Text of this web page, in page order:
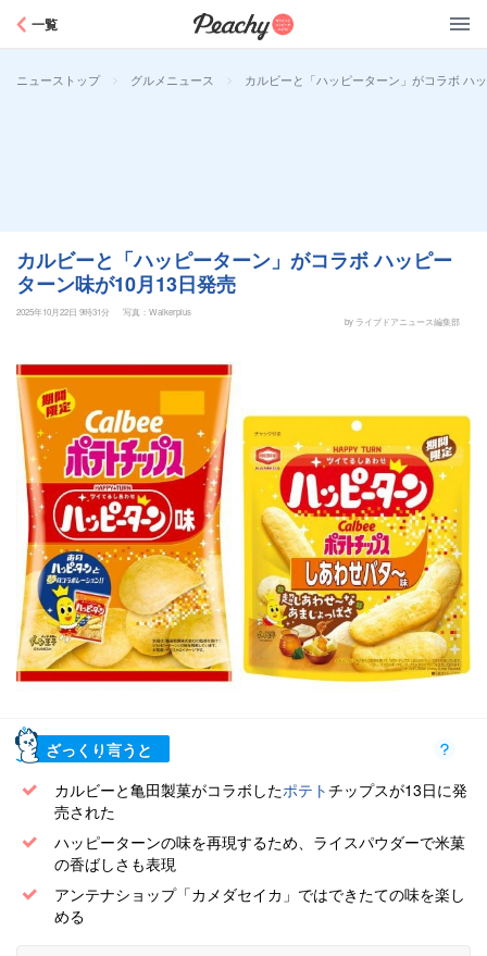
一覧
ニューストップ > グルメニュース > カルビーと「ハッピーターン」がコラボ ハ
カルビーと「ハッピーターン」がコラボ ハッピー
ターン味が10月13日発売
2025年10月22日 9時31分
写真：Walkerplus
by ライブドアニュース編集部
ざっくり言うと
カルビーと亀田製菓がコラボしたポテトチップスが13日に発
売された
ハッピーターンの味を再現するため、ライスパウダーで米菓
の香ばしさも表現
アンテナショップ「カメダセイカ」ではできたての味を楽し
める